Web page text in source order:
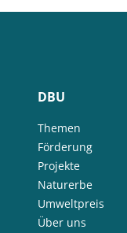
DBU
Themen
Förderung
Projekte
Naturerbe
Umweltpreis
Über uns